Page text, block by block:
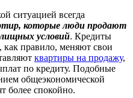
ситуацией всегда
которые люди продают
условий. Кредиты
правило, меняют свои
квартиры на продажу,
по кредиту. Подобные
общеэкономической
более спокойно.